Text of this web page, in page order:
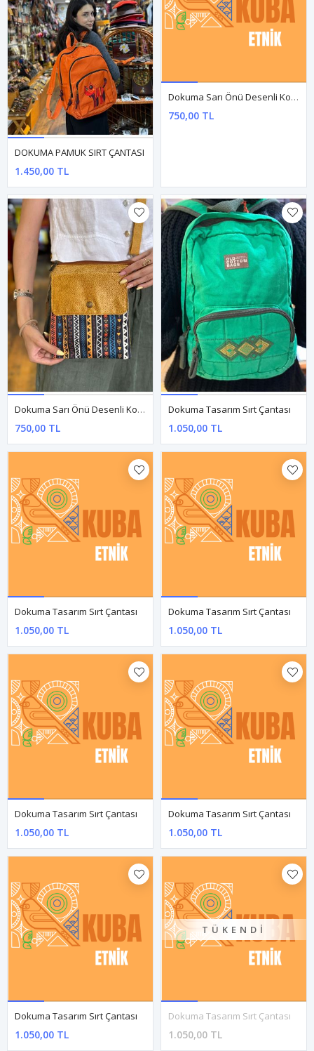
DOKUMA PAMUK SIRT ÇANTASI
1.450,00 TL
Dokuma Sarı Önü Desenli Kol Çantası
750,00 TL
Dokuma Tasarım Sırt Çantası
1.050,00 TL
Dokuma Tasarım Sırt Çantası
1.050,00 TL
Dokuma Tasarım Sırt Çantası
1.050,00 TL
Dokuma Tasarım Sırt Çantası
1.050,00 TL
Dokuma Tasarım Sırt Çantası
1.050,00 TL